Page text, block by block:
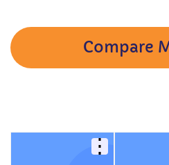
Compare